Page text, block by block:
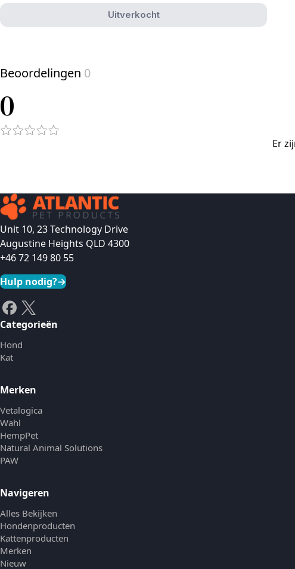
Uitverkocht
Beoordelingen 0
0
Er
Unit 10, 23 Technology Drive
Augustine Heights QLD 4300
+46 72 149 80 55
Hulp nodig?→
Categorieën
Hond
Kat
Merken
Vetalogica
Wahl
HempPet
Natural Animal Solutions
PAW
Navigeren
Alles Bekijken
Hondenproducten
Kattenproducten
Merken
Nieuw